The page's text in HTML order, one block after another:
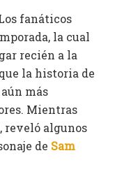
fanáticos
la cual
recién a la
la historia de
aún más
Mientras
, reveló algunos
de Sam